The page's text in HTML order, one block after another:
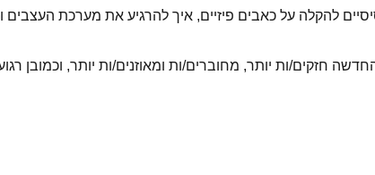
להקלה על כאבים פיזיים, איך להרגיע את מערכת
חזקים/ות יותר, מחוברים/ות ומאוזנים/ות יותר, וכמובן